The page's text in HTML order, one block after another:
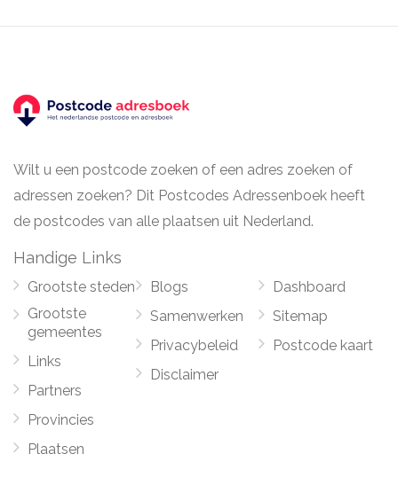
Wilt u een postcode zoeken of een adres zoeken of
adressen zoeken? Dit Postcodes Adressenboek heeft
de postcodes van alle plaatsen uit Nederland.
Handige Links
Grootste steden
Grootste
gemeentes
Links
Partners
Provincies
Plaatsen
Blogs
Samenwerken
Privacybeleid
Disclaimer
Dashboard
Sitemap
Postcode kaart